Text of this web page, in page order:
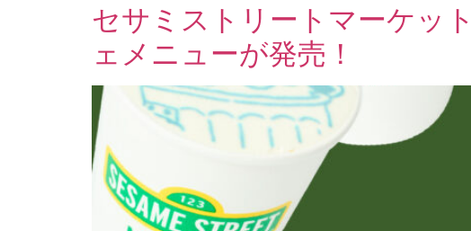
セサミストリートマーケッ
ェメニューが発売！